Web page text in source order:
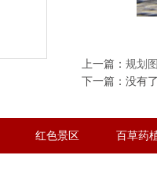
上一篇： 规划
下一篇：没有
红色景区 百草药